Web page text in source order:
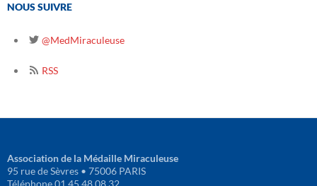
NOUS SUIVRE
@MedMiraculeuse
RSS
Association de la Médaille Miraculeuse
95 rue de Sèvres • 75006 PARIS